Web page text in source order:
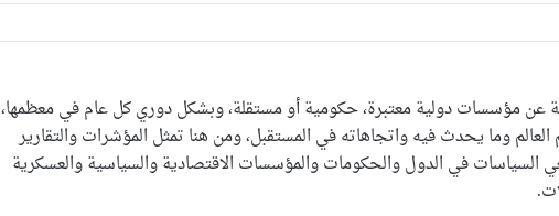
عن مؤسسات دولية معتبرة، حكومية أو مستقلة، وبشكل دوري كل عام في معظمها،
العالم وما يحدث فيه واتجاهاته في المستقبل، ومن هنا تمثل المؤشرات والتقارير
السياسات في الدول والحكومات والمؤسسات الاقتصادية والسياسية والعسكرية